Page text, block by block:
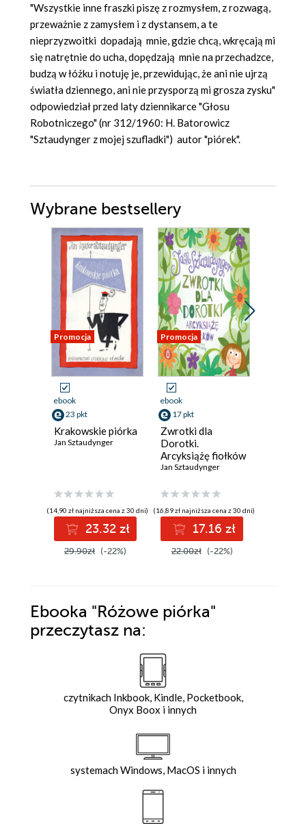
"Wszystkie inne fraszki piszę z rozmysłem, z rozwagą,
przeważnie z zamysłem i z dystansem, a te
nieprzyzwoitki dopadają mnie, gdzie chcą, wkręcają mi
się natrętnie do ucha, dopędzają mnie na przechadzce,
budzą w łóżku i notuję je, przewidując, że ani nie ujrzą
światła dziennego, ani nie przysporzą mi grosza zysku"
odpowiedział przed laty dziennikarce "Głosu
Robotniczego" (nr 312/1960: H. Batorowicz
"Sztaudynger z mojej szufladki") autor "piórek".
Wybrane bestsellery
Promocja
ebook
23 pkt
Krakowskie piórka
Jan Sztaudynger
(14,90 zł najniższa cena z 30 dni)
23.32 zł
29.90zł (-22%)
Promocja
ebook
17 pkt
Zwrotki dla
Dorotki.
Arcyksiążę fiołków
Jan Sztaudynger
(16,89 zł najniższa cena z 30 dni)
17.16 zł
22.00zł (-22%)
Ebooka "Różowe piórka"
przeczytasz na:
czytnikach Inkbook, Kindle, Pocketbook,
Onyx Boox i innych
systemach Windows, MacOS i innych